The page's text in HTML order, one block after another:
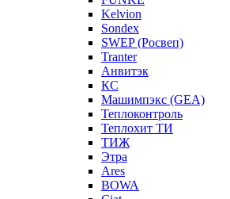
Kelvion
Sondex
SWEP (Росвеп)
Tranter
Анвитэк
КС
Машимпэкс (GEA)
Теплоконтроль
Теплохит ТИ
ТИЖ
Этра
Ares
BOWA